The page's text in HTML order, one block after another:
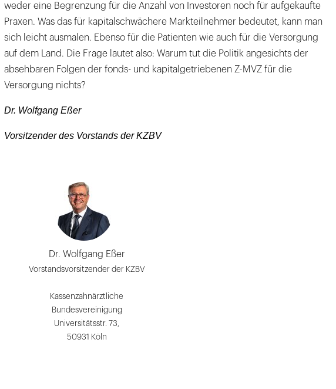
weder eine Begrenzung für die Anzahl von Investoren noch für aufgekaufte
Praxen. Was das für kapitalschwächere Markteilnehmer bedeutet, kann man
sich leicht ausmalen. Ebenso für die Patienten wie auch für die Versorgung
auf dem Land. Die Frage lautet also: Warum tut die Politik angesichts der
absehbaren Folgen der fonds- und kapitalgetriebenen Z-MVZ für die
Versorgung nichts?
Dr. Wolfgang Eßer
Vorsitzender des Vorstands der KZBV
Dr. Wolfgang Eßer
Vorstandsvorsitzender der KZBV
Kassenzahnärztliche
Bundesvereinigung
Universitätsstr. 73,
50931 Köln